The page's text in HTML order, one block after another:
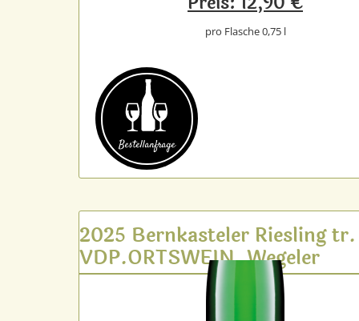
pro Flasche 0,75 l
Bestell­anfrage
2025 Bernkasteler Riesling tr.
VDP.ORTSWEIN, Wegeler